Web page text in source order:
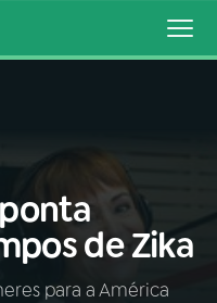
de Zika
para a América